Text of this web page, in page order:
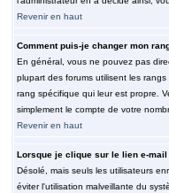
Revenir en haut
Comment puis-je changer mon
En général, vous ne pouvez pas
plupart des forums utilisent les
rang spécifique qui leur est propre.
simplement le compte de votre
Revenir en haut
Lorsque je clique sur le lien e-
Désolé, mais seuls les utilisateurs
éviter l'utilisation malveillante du